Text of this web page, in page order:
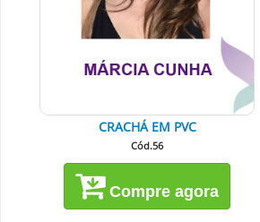
CRACHÁ EM PVC
Cód.56
Compre agora